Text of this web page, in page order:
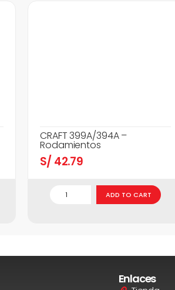
CRAFT 399A/394A –
Rodamientos
S/ 42.79
ADD TO CART
Enlaces